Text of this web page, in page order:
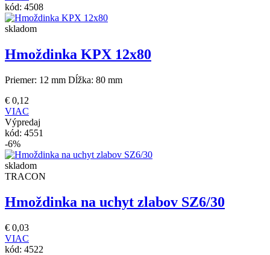
kód: 4508
skladom
Hmoždinka KPX 12x80
Priemer: 12 mm Dĺžka: 80 mm
€ 0,12
VIAC
Výpredaj
kód: 4551
-6%
skladom
TRACON
Hmoždinka na uchyt zlabov SZ6/30
€ 0,03
VIAC
kód: 4522